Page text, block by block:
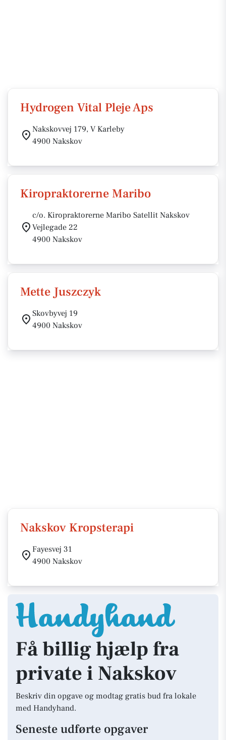
Hydrogen Vital Pleje Aps
Nakskovvej 179, V Karleby
4900 Nakskov
Kiropraktorerne Maribo
c/o. Kiropraktorerne Maribo Satellit Nakskov
Vejlegade 22
4900 Nakskov
Mette Juszczyk
Skovbyvej 19
4900 Nakskov
Nakskov Kropsterapi
Fayesvej 31
4900 Nakskov
Få billig hjælp fra
private i Nakskov
Beskriv din opgave og modtag gratis bud fra lokale
med Handyhand.
Seneste udførte opgaver